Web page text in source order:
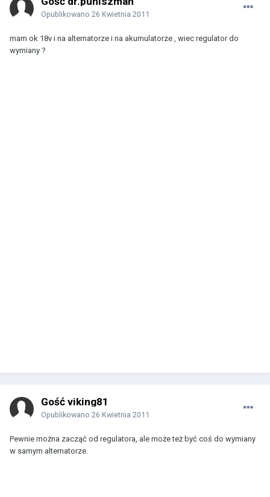
Opublikowano 26 Kwietnia 2011
mam ok 18v i na alternatorze i na akumulatorze , wiec regulator do
wymiany ?
Gość viking81
Opublikowano 26 Kwietnia 2011
Pewnie można zacząć od regulatora, ale może też być coś do wymiany
w samym alternatorze.